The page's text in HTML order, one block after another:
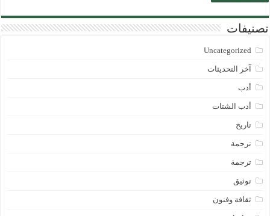
تصنيفات
Uncategorized
آخر التحديثات
أدب
أدب الشتات
تاريخ
ترجمة
ترجمة
توثيق
ثقافة وفنون